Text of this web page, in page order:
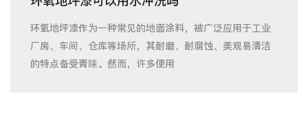
环氧地坪漆作为一种常见的地面涂料，被广泛应用于工业
厂房、车间、仓库等场所，其耐磨、耐腐蚀、美观易清洁
的特点备受青睐。然而，许多使用